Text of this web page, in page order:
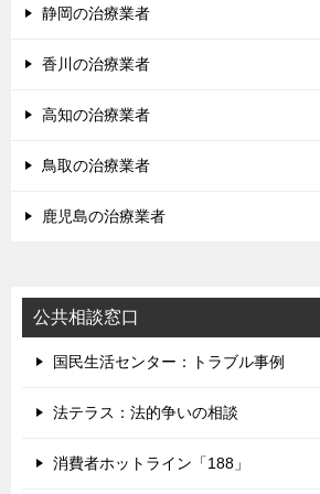
静岡の治療業者
香川の治療業者
高知の治療業者
鳥取の治療業者
鹿児島の治療業者
公共相談窓口
国民生活センター：トラブル事例
法テラス：法的争いの相談
消費者ホットライン「188」